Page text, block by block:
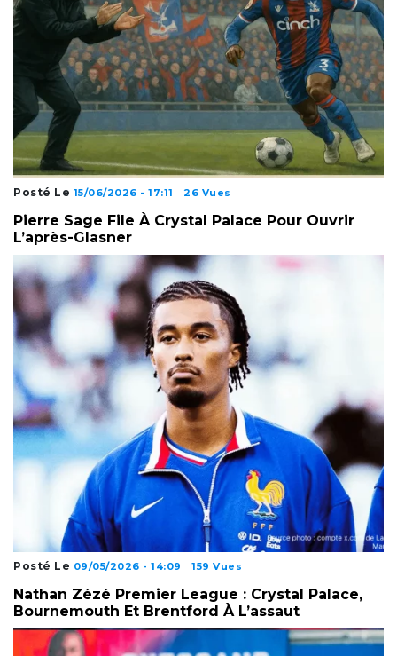
Posté Le 15/06/2026 - 17:11 26 Vues
Pierre Sage File À Crystal Palace Pour Ouvrir
L’après-Glasner
Posté Le 09/05/2026 - 14:09 159 Vues
Nathan Zézé Premier League : Crystal Palace,
Bournemouth Et Brentford À L’assaut